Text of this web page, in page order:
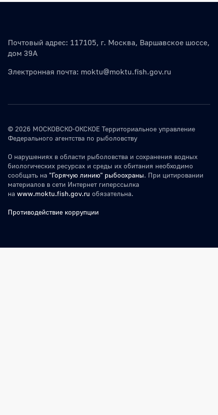
Почтовый адрес: 117105, г. Москва, Варшавское шоссе,
дом 39А
Электронная почта: moktu@moktu.fish.gov.ru
© 2026 МОСКОВСКО-ОКСКОЕ Территориальное управление
Федерального агентства по рыболовству
О нарушениях в области рыболовства и сохранения водных
биологических ресурсах и среды их обитания необходимо
сообщать на "Горячую линию" рыбоохраны. При цитировании
материалов в сети Интернет гиперссылка
на www.moktu.fish.gov.ru обязательна.
Противодействие коррупции